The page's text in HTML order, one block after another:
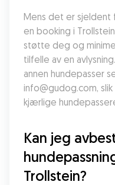
Mens det er sjeldent
en booking i
støtte deg og
tilfelle av en
annen hundepasser
info@gudog.com,
kjærlige
Kan jeg
Trollstein?